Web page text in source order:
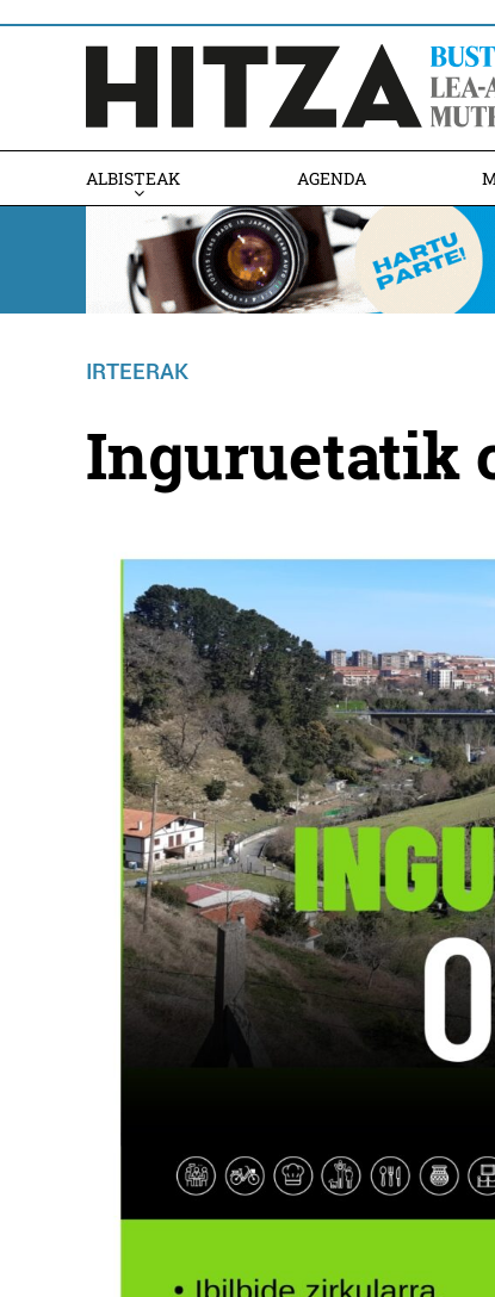
ALBISTEAK AGENDA
IRTEERAK
Inguruetatik